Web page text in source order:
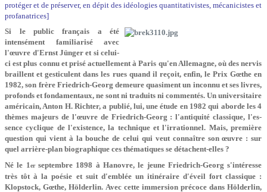
protéger et de préserver, en dépit des idéologies quantitativistes, mécanicistes et
profanatrices]
Si le public français a été
intensément familiarisé avec
l'œuvre d'Ernst Jünger et si celui-
ci est plus connu et prisé actuellement à Paris qu'en Allemagne, où des nervis
braillent et gesticulent dans les rues quand il reçoit, enfin, le Prix Gœthe en
1982, son frère Friedrich-Georg demeure quasiment un inconnu et ses livres,
profonds et fondamentaux, ne sont ni traduits ni commentés. Un universitaire
américain, Anton H. Richter, a publié, lui, une étude en 1982 qui aborde les 4
thèmes majeurs de l'œuvre de Friedrich-Georg : l'antiquité classique, l'es­
sence cyclique de l'existence, la technique et l'irrationnel. Mais, première
question qui vient à la bouche de celui qui veut connaître son œuvre : sur
quel arrière-plan biographique ces thématiques se détachent-elles ?
Né le 1erseptembre 1898 à Hanovre, le jeune Friedrich-Georg s'intéresse
très tôt à la poésie et suit d'emblée un itinéraire d'éveil fort classique :
Klopstock, Gœthe, Hölderlin. Avec cette immersion précoce dans Hölderlin,